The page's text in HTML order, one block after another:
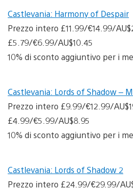
Castlevania: Harmony of Despair
Prezzo intero £11.99/€14.99/
£5.79/€6.99/AU$10.45
10% di sconto aggiuntivo per i
Castlevania: Lords of Shadow –
Prezzo intero £9.99/€12.99/
£4.99/€5.99/AU$8.95
10% di sconto aggiuntivo per i
Castlevania: Lords of Shadow 2
Prezzo intero £24.99/€29.99/